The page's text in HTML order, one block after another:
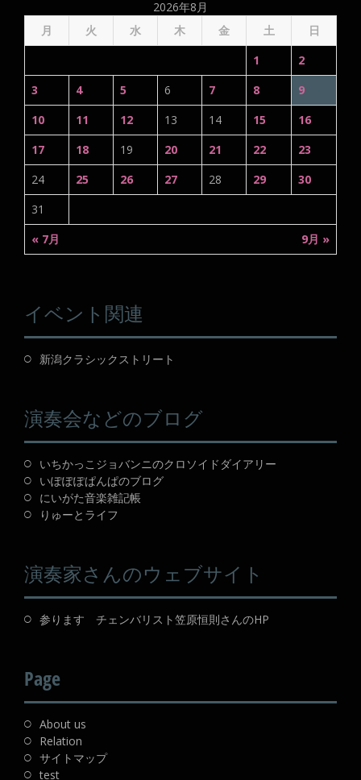
2026年8月
月
火 水 木 金 土 日
« 7月 9月 »
1
2
3
4 5 6 7 8
9
10
11 12 13 14 15
16
17
18 19 20 21 22
23
24
25 26 27 28 29
30
31
イベント関連
新潟クラシックストリート
演奏会などのブログ
いちかっこジョバンニのクロソイドダイアリー
いぽぽぽぱんぱのブログ
にいがた音楽雑記帳
りゅーとライフ
演奏家さんのウェブサイト
参ります チェンバリスト笠原恒則さんのHP
Page
About us
Relation
サイトマップ
test